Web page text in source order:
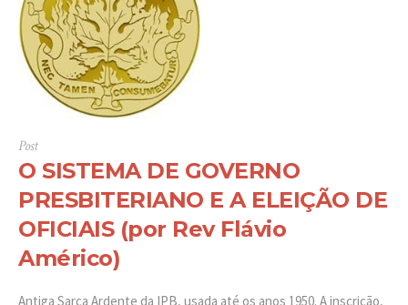
Post
O SISTEMA DE GOVERNO
PRESBITERIANO E A ELEIÇÃO DE
OFICIAIS (por Rev Flávio
Américo)
Antiga Sarça Ardente da IPB, usada até os anos 1950. A inscrição,